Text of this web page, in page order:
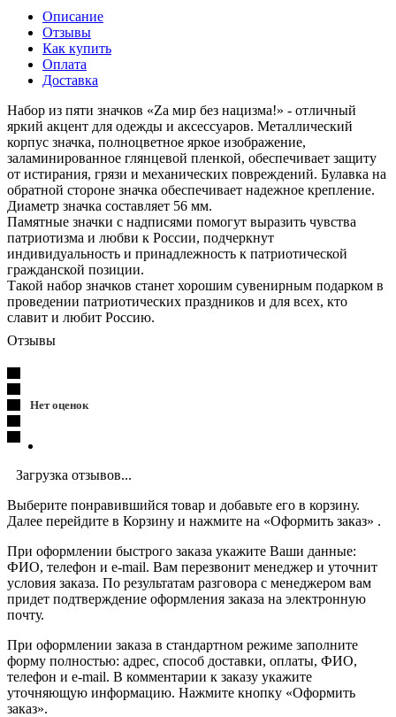
Описание
Отзывы
Как купить
Оплата
Доставка
Набор из пяти значков «Zа мир без нацизма!» - отличный
яркий акцент для одежды и аксессуаров. Металлический
корпус значка, полноцветное яркое изображение,
заламинированное глянцевой пленкой, обеспечивает защиту
от истирания, грязи и механических повреждений. Булавка на
обратной стороне значка обеспечивает надежное крепление.
Диаметр значка составляет 56 мм.
Памятные значки с надписями помогут выразить чувства
патриотизма и любви к России, подчеркнут
индивидуальность и принадлежность к патриотической
гражданской позиции.
Такой набор значков станет хорошим сувенирным подарком в
проведении патриотических праздников и для всех, кто
славит и любит Россию.
Отзывы
Нет оценок
Загрузка отзывов...
Выберите понравившийся товар и добавьте его в корзину.
Далее перейдите в Корзину и нажмите на «Оформить заказ» .
При оформлении быстрого заказа укажите Ваши данные:
ФИО, телефон и e-mail. Вам перезвонит менеджер и уточнит
условия заказа. По результатам разговора с менеджером вам
придет подтверждение оформления заказа на электронную
почту.
При оформлении заказа в стандартном режиме заполните
форму полностью: адрес, способ доставки, оплаты, ФИО,
телефон и e-mail. В комментарии к заказу укажите
уточняющую информацию. Нажмите кнопку «Оформить
заказ».